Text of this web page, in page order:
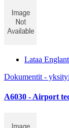
Lataa
Dokumentit -
A6030 - Airport